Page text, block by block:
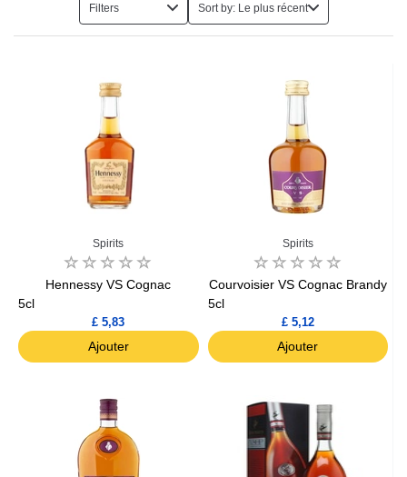
Filters Sort by: Le plus récent
Spirits
Hennessy VS Cognac
5cl
£ 5,83
Ajouter
Spirits
Courvoisier VS Cognac Brandy
5cl
£ 5,12
Ajouter